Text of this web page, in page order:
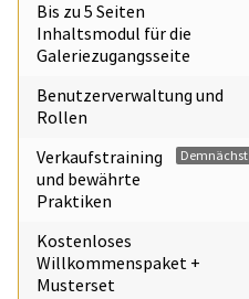
Bis zu 5 Seiten
Inhaltsmodul für die
Galeriezugangsseite
Benutzerverwaltung und
Rollen
Verkaufstraining
und bewährte
Praktiken
Demnächst
Kostenloses
Willkommenspaket +
Musterset